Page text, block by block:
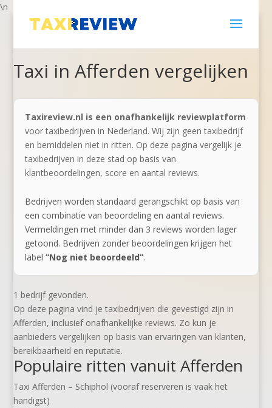
\n
Taxi in Afferden vergelijken
Taxireview.nl is een onafhankelijk reviewplatform
voor taxibedrijven in Nederland. Wij zijn geen taxibedrijf
en bemiddelen niet in ritten. Op deze pagina vergelijk je
taxibedrijven in deze stad op basis van
klantbeoordelingen, score en aantal reviews.
Bedrijven worden standaard gerangschikt op basis van
een combinatie van beoordeling en aantal reviews.
Vermeldingen met minder dan 3 reviews worden lager
getoond. Bedrijven zonder beoordelingen krijgen het
label“Nog niet beoordeeld”.
1 bedrijf gevonden.
Op deze pagina vind je taxibedrijven die gevestigd zijn in
Afferden, inclusief onafhankelijke reviews. Zo kun je
aanbieders vergelijken op basis van ervaringen van klanten,
bereikbaarheid en reputatie.
Populaire ritten vanuit Afferden
Taxi Afferden – Schiphol (vooraf reserveren is vaak het
handigst)